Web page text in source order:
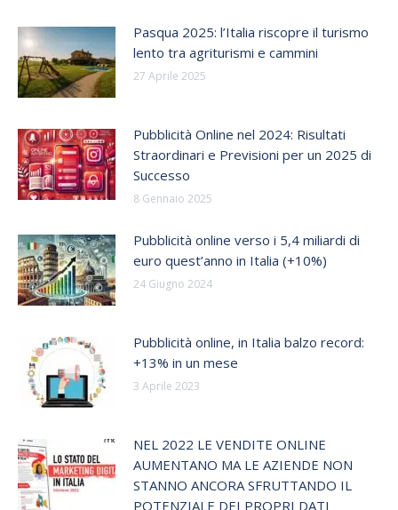
Pasqua 2025: l’Italia riscopre il turismo
lento tra agriturismi e cammini​
27 Aprile 2025
Pubblicità Online nel 2024: Risultati
Straordinari e Previsioni per un 2025 di
Successo
8 Gennaio 2025
Pubblicità online verso i 5,4 miliardi di
euro quest’anno in Italia (+10%)
24 Giugno 2024
Pubblicità online, in Italia balzo record:
+13% in un mese
3 Aprile 2023
NEL 2022 LE VENDITE ONLINE
AUMENTANO MA LE AZIENDE NON
STANNO ANCORA SFRUTTANDO IL
POTENZIALE DEI PROPRI DATI